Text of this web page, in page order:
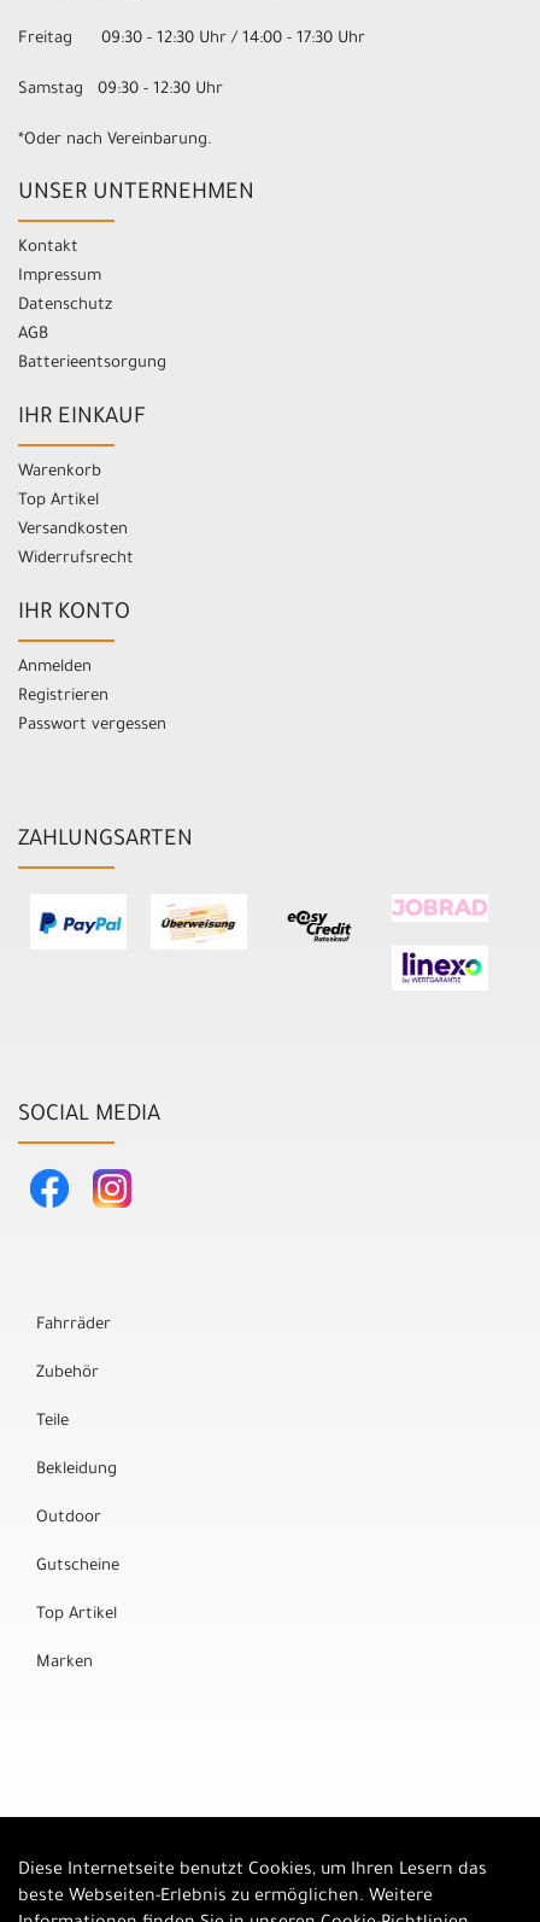
Freitag 09:30 - 12:30 Uhr / 14:00 - 17:30 Uhr
Samstag 09:30 - 12:30 Uhr
*Oder nach Vereinbarung.
UNSER UNTERNEHMEN
Kontakt
Impressum
Datenschutz
AGB
Batterieentsorgung
IHR EINKAUF
Warenkorb
Top Artikel
Versandkosten
Widerrufsrecht
IHR KONTO
Anmelden
Registrieren
Passwort vergessen
ZAHLUNGSARTEN
SOCIAL MEDIA
Fahrräder
Zubehör
Teile
Bekleidung
Outdoor
Gutscheine
Top Artikel
Marken
Diese Internetseite benutzt Cookies, um Ihren Lesern das
beste Webseiten-Erlebnis zu ermöglichen. Weitere
Auftrag widerrufen